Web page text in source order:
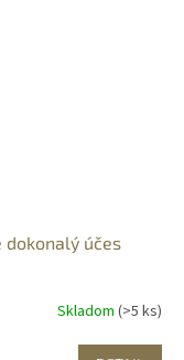
dokonalý účes
Skladom (>5 ks)